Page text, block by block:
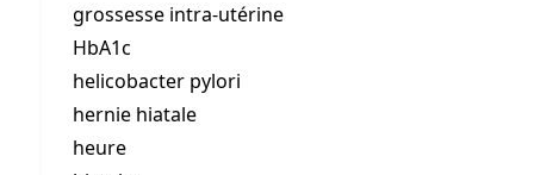
grossesse intra-utérine
HbA1c
helicobacter pylori
hernie hiatale
heure